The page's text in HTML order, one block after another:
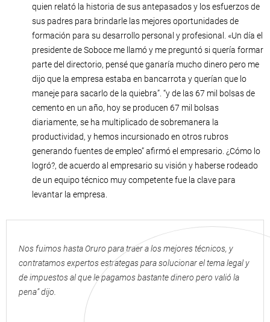
quien relató la historia de sus antepasados y los esfuerzos de
sus padres para brindarle las mejores oportunidades de
formación para su desarrollo personal y profesional. «Un día el
presidente de Soboce me llamó y me preguntó si quería formar
parte del directorio, pensé que ganaría mucho dinero pero me
dijo que la empresa estaba en bancarrota y querían que lo
maneje para sacarlo de la quiebra”. “y de las 67 mil bolsas de
cemento en un año, hoy se producen 67 mil bolsas
diariamente, se ha multiplicado de sobremanera la
productividad, y hemos incursionado en otros rubros
generando fuentes de empleo” afirmó el empresario. ¿Cómo lo
logró?, de acuerdo al empresario su visión y haberse rodeado
de un equipo técnico muy competente fue la clave para
levantar la empresa.
Nos fuimos hasta Oruro para traer a los mejores técnicos, y
contratamos expertos estrategas para solucionar el tema legal y
de impuestos al que le pagamos bastante dinero pero valió la
pena” dijo.